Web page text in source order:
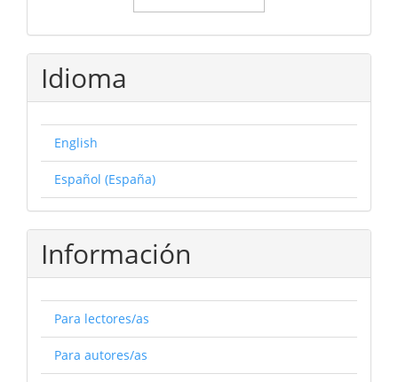
Idioma
English
Español (España)
Información
Para lectores/as
Para autores/as